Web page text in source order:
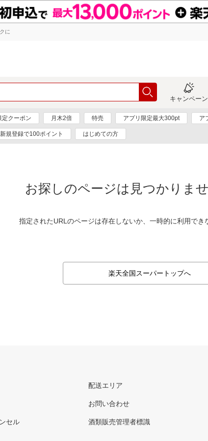
に
キャンペーン
定クーポン 月木2倍 特売 アプリ限定最大300pt ア
新規登録で100ポイント はじめての方
お探しのページは見つかりませ
指定されたURLのページは存在しないか、一時的に利用でき
楽天全国スーパートップへ
セル
配送エリア
お問い合わせ
酒類販売管理者標識